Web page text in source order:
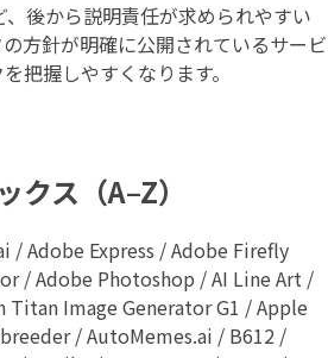
後から説明責任が求められやすい
方針が明確に公開されているサービ
把握しやすくなります。
クス（A–Z）
/ Adobe Express / Adobe Firefly
/ Adobe Photoshop / AI Line Art /
Titan Image Generator G1 / Apple
/ AutoMemes.ai / B612 /